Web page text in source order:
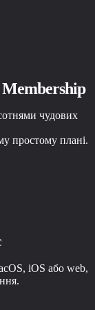
Membership
чудових
простому плані.
iOS або web,